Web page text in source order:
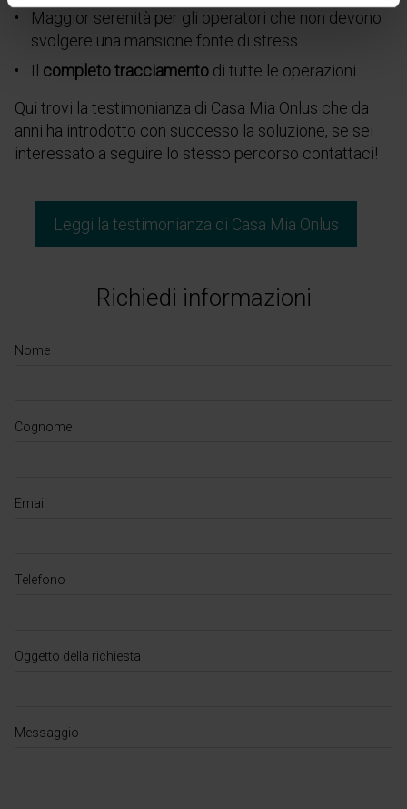
Maggior serenità per gli operatori che non devono
svolgere una mansione fonte di stress
Il completo tracciamento di tutte le operazioni.
Qui trovi la testimonianza di Casa Mia Onlus che da
anni ha introdotto con successo la soluzione, se sei
interessato a seguire lo stesso percorso contattaci!
Leggi la testimonianza di Casa Mia Onlus
Richiedi informazioni
Nome
Cognome
Email
Telefono
Oggetto della richiesta
Messaggio